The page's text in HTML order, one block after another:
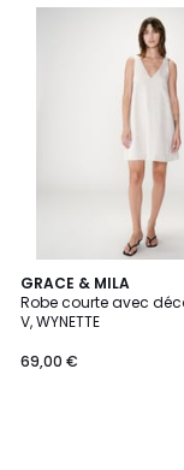
GRACE & MILA
Robe courte avec
V, WYNETTE
69,00 €